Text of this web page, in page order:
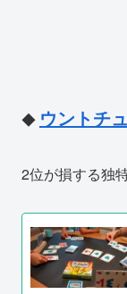
◆ ウントチ
2位が損する独